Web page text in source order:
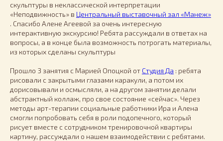
скульптуры в неклассической интерпретации
«Неподвижность» в Центральный выставочный зал «Манеж»
. Спасибо Алене Агеевой за очень интересную
интерактивную экскурсию! Ребята рассуждали в ответах на
вопросы, а в конце была возможность потрогать материалы,
из которых сделаны скульптуры
Прошло 3 занятия с Марией Опоцкой от Студия Да : ребята
рисовали с закрытыми глазами каракули, а потом их
дорисовывали и осмысляли, а на другом занятии делали
абстрактный коллаж, про свое состояние «сейчас». Через
методы арт-терапии социальные работники Ира и Алена
смогли попробовать себя в роли подопечного, который
рисует вместе с сотрудником тренировочной квартиры
картину, рассуждали о нашем взаимодействии с ребятами.